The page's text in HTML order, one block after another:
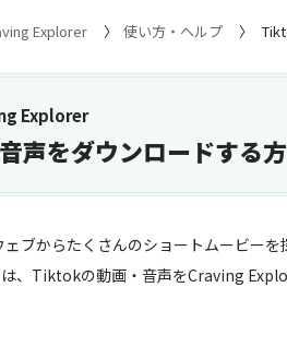
Explorer 使い方・ヘルプ
Explorer
声をダウンロードする
ブからたくさんのショートムービー
、Tiktokの動画・音声をCraving